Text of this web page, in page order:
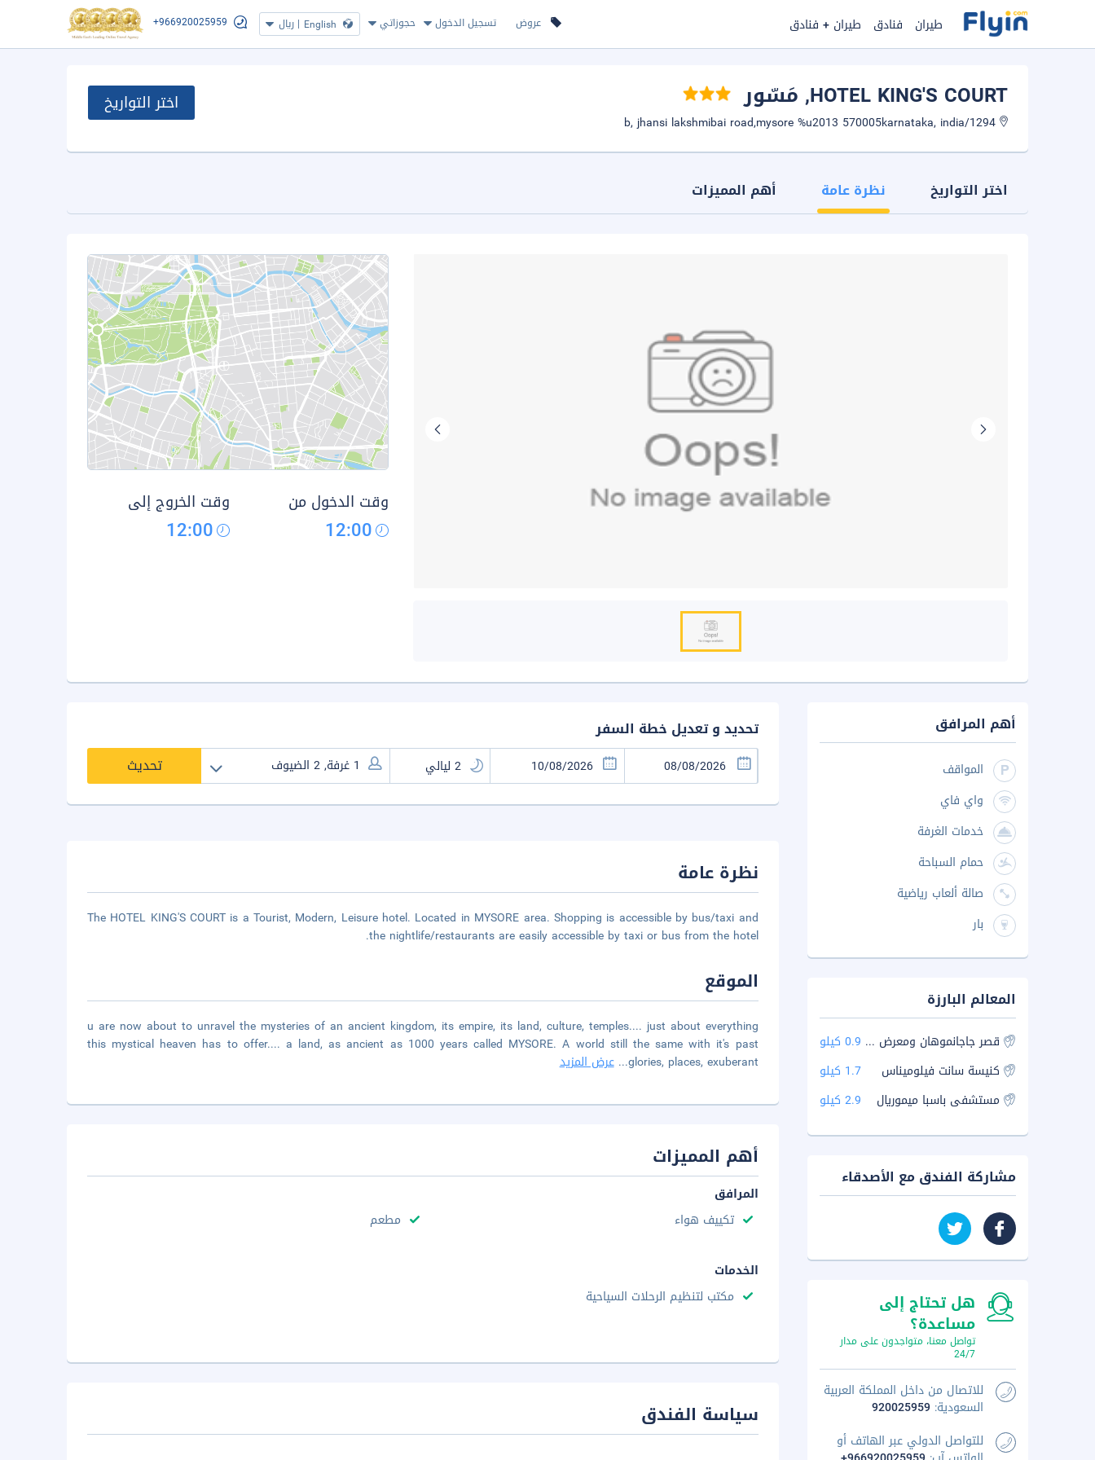
عروض تسجيل الدخول حجوزاتي English
| ريال +966920025959 طيران فنادق طيران + فنادق
HOTEL KING'S COURT, مَسّور اختر التواريخ
اختر التواريخ نظرة عامة أهم المميزات
وقت الدخول من
12:00
وقت الخروج إلى
12:00
تحديد و تعديل خطة السفر
تحديث
نظرة عامة
The HOTEL KING'S COURT is a Tourist, Modern, Leisure hotel. Located in MYSORE area. Shopping is accessible by bus/taxi and
the nightlife/restaurants are easily accessible by taxi or bus from the hotel.
الموقع
u are now about to unravel the mysteries of an ancient kingdom, its empire, its land, culture, temples.... just about everything
this mystical heaven has to offer.... a land, as ancient as 1000 years called MYSORE. A world still the same with it's past
glories, places, exuberant
...عرض المزيد
أهم المميزات
المرافق
تكييف هواء
مطعم
الخدمات
مكتب لتنظيم الرحلات السياحية
سياسة الفندق
أهم المرافق
المواقف
واي فاي
خدمات الغرفة
حمام السباحة
صالة ألعاب رياضية
بار
المعالم البارزة
قصر جاجانموهان ومعرض الفنون 0.9 كيلو
كنيسة سانت فيلوميناس
1.7 كيلو
مستشفى باسبا ميموريال
2.9 كيلو
مشاركة الفندق مع الأصدقاء
هل تحتاج إلى
مساعدة؟
تواصل معنا، متواجدون على مدار
24/7
للاتصال من داخل المملكة العربية
السعودية: 920025959
للتواصل الدولي عبر الهاتف أو